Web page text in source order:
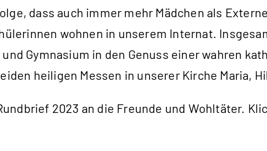
dass auch immer mehr Mädchen als
wohnen in unserem Internat.
Gymnasium in den Genuss einer wahren
heiligen Messen in unserer Kirche Maria,
2023 an die Freunde und Wohltäter.